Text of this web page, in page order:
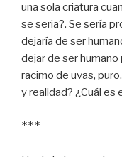
una sola criatura
se seria?. Se sería
dejaría de ser
dejar de ser humano
racimo de uvas,
y realidad? ¿Cuál es
***